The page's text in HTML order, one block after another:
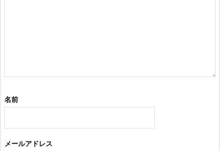
名前
メールアドレス